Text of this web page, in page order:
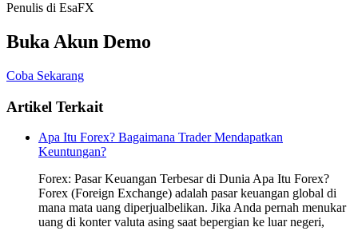
Penulis di EsaFX
Buka Akun Demo
Coba Sekarang
Artikel Terkait
Apa Itu Forex? Bagaimana Trader Mendapatkan
Keuntungan?
Forex: Pasar Keuangan Terbesar di Dunia Apa Itu Forex?
Forex (Foreign Exchange) adalah pasar keuangan global di
mana mata uang diperjualbelikan. Jika Anda pernah menukar
uang di konter valuta asing saat bepergian ke luar negeri,